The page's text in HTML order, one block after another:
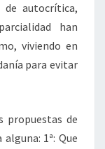
de autocrítica,
han
viviendo en
para evitar
propuestas de
1ª: Que